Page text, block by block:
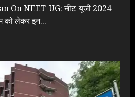
On NEET-UG: नीट-यूजी 2024
को लेकर इन...